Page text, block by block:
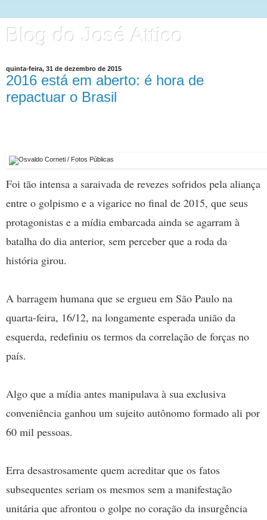
Blog do José Attico
quinta-feira, 31 de dezembro de 2015
2016 está em aberto: é hora de
repactuar o Brasil
Foi tão intensa a saraivada de revezes sofridos pela aliança
entre o golpismo e a vigarice no final de 2015, que seus
protagonistas e a mídia embarcada ainda se agarram à
batalha do dia anterior, sem perceber que a roda da
história girou.
A barragem humana que se ergueu em São Paulo na
quarta-feira, 16/12, na longamente esperada união da
esquerda, redefiniu os termos da correlação de forças no
país.
Algo que a mídia antes manipulava à sua exclusiva
conveniência ganhou um sujeito autônomo formado ali por
60 mil pessoas.
Erra desastrosamente quem acreditar que os fatos
subsequentes seriam os mesmos sem a manifestação
unitária que afrontou o golpe no coração da insurgência